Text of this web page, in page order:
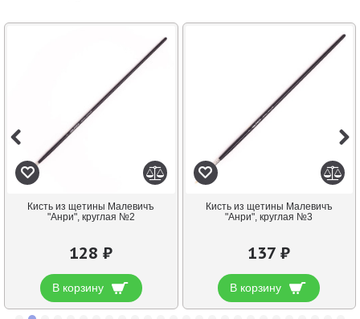
Кисть из щетины Малевичъ
"Анри", круглая №2
128 ₽
В корзину
Кисть из щетины Малевичъ
"Анри", круглая №3
137 ₽
В корзину